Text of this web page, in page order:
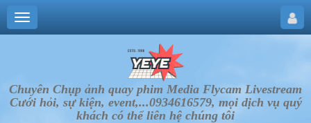
Chuyên Chụp ảnh quay phim Media Flycam Livestream
Cưới hỏi, sự kiện, event,...0934616579, mọi dịch vụ quý
khách có thể liên hệ chúng tôi